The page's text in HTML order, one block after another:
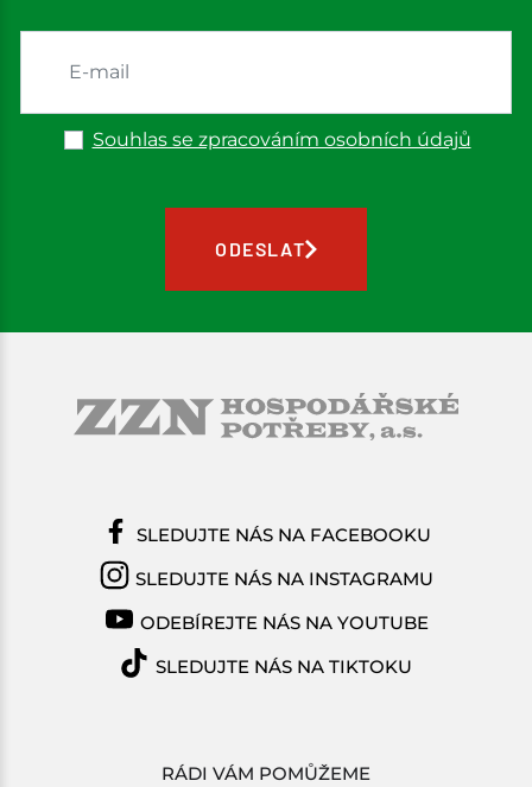
Souhlas se zpracováním osobních údajů
ODESLAT
RÁDI VÁM POMŮŽEME
SLEDUJTE NÁS NA FACEBOOKU
SLEDUJTE NÁS NA INSTAGRAMU
ODEBÍREJTE NÁS NA YOUTUBE
SLEDUJTE NÁS NA TIKTOKU